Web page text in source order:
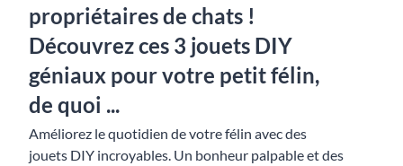
propriétaires de chats !
Découvrez ces 3 jouets DIY
géniaux pour votre petit félin,
de quoi ...
Améliorez le quotidien de votre félin avec des
jouets DIY incroyables. Un bonheur palpable et des